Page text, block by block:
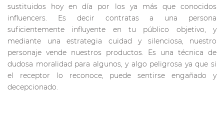
sustituidos hoy en día por los ya más que conocidos
influencers. Es decir contratas a una persona
suficientemente influyente en tu público objetivo, y
mediante una estrategia cuidad y silenciosa, nuestro
personaje vende nuestros productos. Es una técnica de
dudosa moralidad para algunos, y algo peligrosa ya que si
el receptor lo reconoce, puede sentirse engañado y
decepcionado.